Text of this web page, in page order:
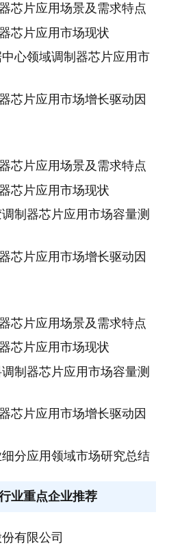
芯片应用场景及需求特点
芯片应用市场现状
心领域调制器芯片应用市
芯片应用市场增长驱动因
芯片应用场景及需求特点
芯片应用市场现状
制器芯片应用市场容量测
芯片应用市场增长驱动因
芯片应用场景及需求特点
芯片应用市场现状
制器芯片应用市场容量测
芯片应用市场增长驱动因
分应用领域市场研究总结
业重点企业推荐
有限公司